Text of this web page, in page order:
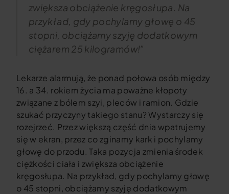
zwiększa obciążenie kręgosłupa. Na
przykład, gdy pochylamy głowę o 45
stopni, obciążamy szyję dodatkowym
ciężarem 25 kilogramów!”
Lekarze alarmują, że ponad połowa osób między
16. a 34. rokiem życia ma poważne kłopoty
związane z bólem szyi, pleców i ramion. Gdzie
szukać przyczyny takiego stanu? Wystarczy się
rozejrzeć. Przez większą część dnia wpatrujemy
się w ekran, przez co zginamy kark i pochylamy
głowę do przodu. Taka pozycja zmienia środek
ciężkości ciała i zwiększa obciążenie
kręgosłupa. Na przykład, gdy pochylamy głowę
o 45 stopni, obciążamy szyję dodatkowym